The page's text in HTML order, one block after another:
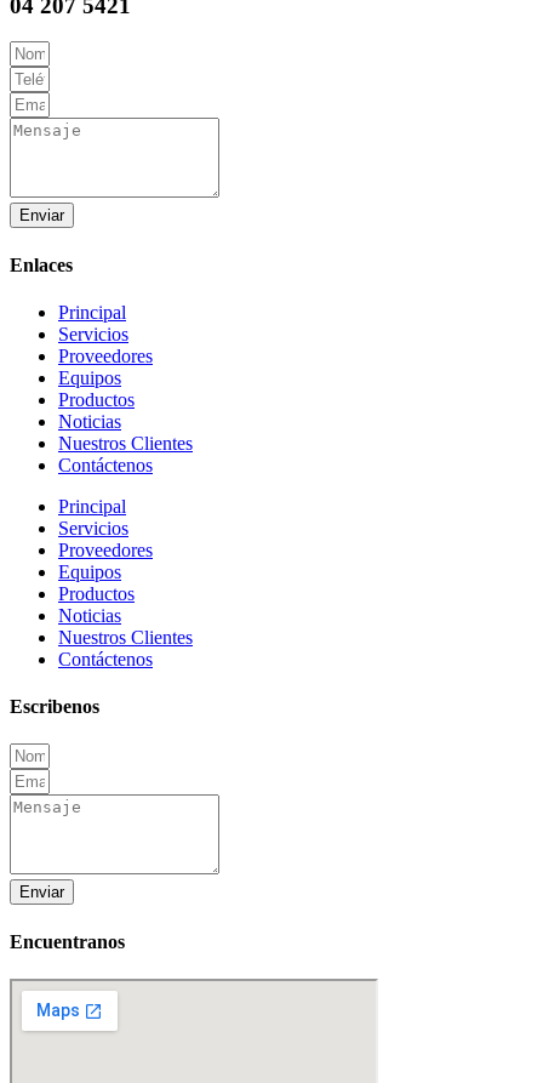
Enviar
Enlaces
Principal
Servicios
Proveedores
Equipos
Productos
Noticias
Nuestros Clientes
Contáctenos
Principal
Servicios
Proveedores
Equipos
Productos
Noticias
Nuestros Clientes
Contáctenos
Escribenos
Enviar
Encuentranos